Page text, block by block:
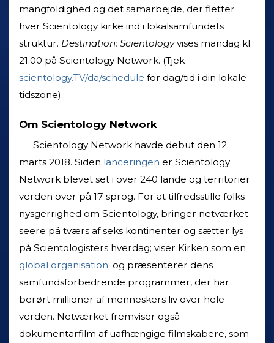
mangfoldighed og det samarbejde, der fletter
hver Scientology kirke ind i lokalsamfundets
struktur. Destination: Scientologyvises mandag kl.
21.00 på Scientology Network. (Tjek
scientology.TV/da/schedule for dag/tid i din lokale
tidszone).
Om Scientology Network
Scientology Network havde debut den 12.
marts 2018. Siden lanceringen er Scientology
Network blevet set i over 240 lande og territorier
verden over på 17 sprog. For at tilfredsstille folks
nysgerrighed om Scientology, bringer netværket
seere på tværs af seks kontinenter og sætter lys
på Scientologisters hverdag; viser Kirken som en
global organisation; og præsenterer dens
samfundsforbedrende programmer, der har
berørt millioner af menneskers liv over hele
verden. Netværket fremviser også
dokumentarfilm af uafhængige filmskabere, som